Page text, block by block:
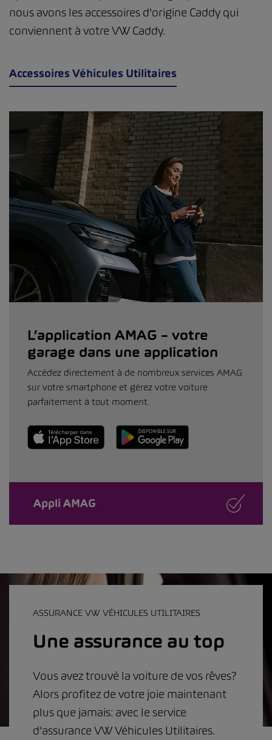
nous avons les accessoires d'origine Caddy qui
conviennent à votre VW Caddy.
Accessoires Véhicules Utilitaires
L’application AMAG – votre
garage dans une application
Accédez directement à de nombreux services AMAG
sur votre smartphone et gérez votre voiture
parfaitement à tout moment.
Appli AMAG
ASSURANCE VW VÉHICULES UTILITAIRES
Une assurance au top
Vous avez trouvé la voiture de vos rêves?
Alors profitez de votre joie maintenant
plus que jamais: avec le service
d'assurance VW Véhicules Utilitaires.